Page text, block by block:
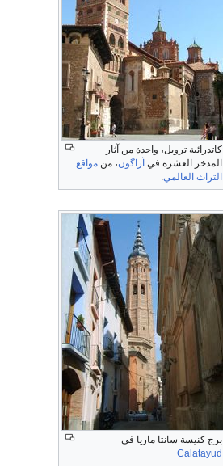
كاتدرائية ترويل، واحدة من آثار
المدخر العشرة في آراگون، من مواقع
التراث العالمي.
برج كنيسة سانتا ماريا في
Calatayud